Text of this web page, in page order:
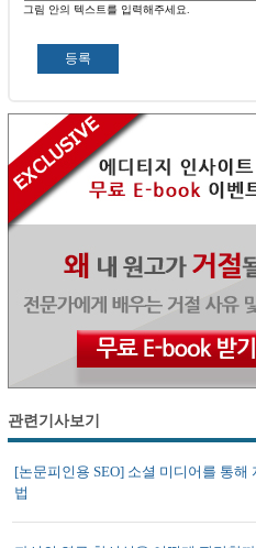
그림 안의 텍스트를 입력해주세요.
관련기사보기
[논문피인용 SEO] 소셜 미디어를 통
법